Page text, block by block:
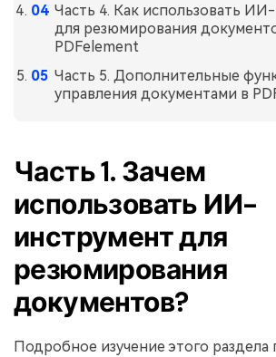
Часть 4. Как использовать
для резюмирования
PDFelement
Часть 5. Дополнительные
управления документами в
Часть 1. Зачем
использовать ИИ-
инструмент для
резюмирования
документов?
Подробное изучение этого